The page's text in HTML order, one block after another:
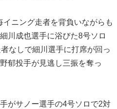
ニング走者を背負いながらも
川成也選手に浴びた8号ソロ
なしで細川選手に打席が回っ
郁投手が見逃し三振を奪っ
がサノー選手の4号ソロで2対